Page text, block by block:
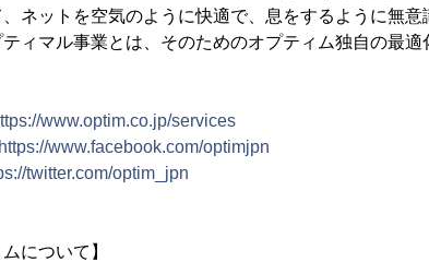
ネットを空気のように快適で、息をするように無
ィマル事業とは、そのためのオプティム独自の最
www.optim.co.jp/services
https://www.facebook.com/optimjpn
twitter.com/optim_jpn
について】